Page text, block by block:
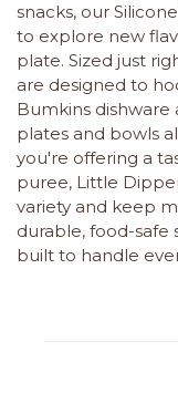
snacks, our
to explore new
plate. Sized just
are designed to
Bumkins dishware
plates and bowls
you're offering a
puree, Little
variety and keep
durable, food-safe
built to handle